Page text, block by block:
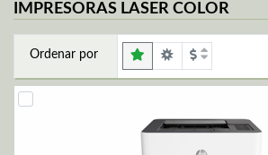
IMPRESORAS LASER COLOR
Ordenar por